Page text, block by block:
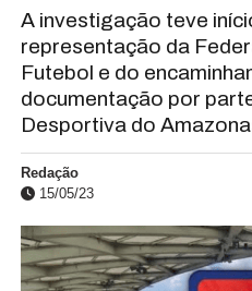
A investigação teve
representação da
Futebol e do
documentação por
Desportiva do
Redação
15/05/23